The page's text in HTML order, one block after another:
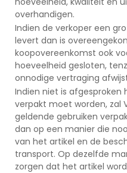
overhandigen.
Indien de verkoper een
levert dan is
koopovereenkomst ook
hoeveelheid gesloten,
onnodige vertraging
Indien niet is afgesproken
verpakt moet worden, zal
geldende gebruiken
dan op een manier die
van het artikel en de
transport. Op dezelfde
zorgen dat het artikel